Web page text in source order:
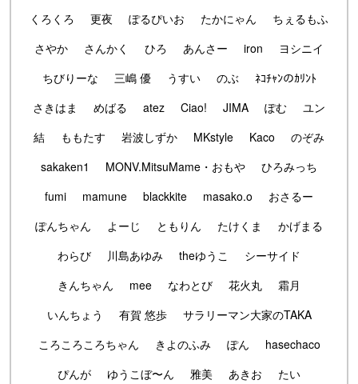
くろくろ
更夜 ぽるぴいお たかにゃん
ちぇるもふ
さやか
さんかく ひろ あんさー iron
ヨシニイ
ちびりーな
三嶋 優 うすい のぶ
ﾈｺﾁｬﾝのｶﾘﾝﾄ
さきはま
めばる atez Ciao! JIMA ぽむ
ユン
結
ももたす 岩波しずか MKstyle Kaco
のぞみ
sakaken1
MONV.MitsuMame・おもや
ひろみっち
fumi
mamune blackkite masako.o
おさるー
ぽんちゃん
よーじ ともりん たけくま
かげまる
わらび
川島あゆみ theゆうこ
シーサイド
きんちゃん
mee なわとび 花火丸
霜月
いんちょう
有賀 悠歩
サラリーマン大家のTAKA
ころころころちゃん
きよのふみ ぽん
hasechaco
ぴんが
ゆうこぼ〜ん 雅美 あきお
たい